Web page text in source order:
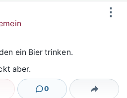
⋮
ein Bier trinken.
aber.
lustig 0
Kommentare Teilen